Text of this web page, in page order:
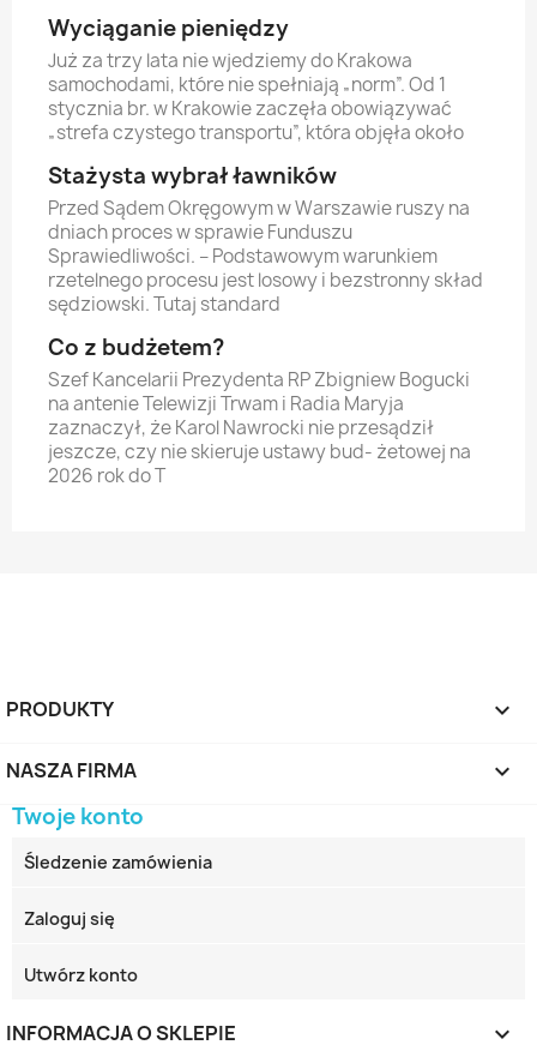
Wyciąganie pieniędzy
Już za trzy lata nie wjedziemy do Krakowa
samochodami, które nie spełniają „norm”. Od 1
stycznia br. w Krakowie zaczęła obowiązywać
„strefa czystego transportu”, która objęła około
Stażysta wybrał ławników
Przed Sądem Okręgowym w Warszawie ruszy na
dniach proces w sprawie Funduszu
Sprawiedliwości. – Podstawowym warunkiem
rzetelnego procesu jest losowy i bezstronny skład
sędziowski. Tutaj standard
Co z budżetem?
Szef Kancelarii Prezydenta RP Zbigniew Bogucki
na antenie Telewizji Trwam i Radia Maryja
zaznaczył, że Karol Nawrocki nie przesądził
jeszcze, czy nie skieruje ustawy bud- żetowej na
2026 rok do T
PRODUKTY 
NASZA FIRMA 
Twoje konto
Śledzenie zamówienia
Zaloguj się
Utwórz konto
INFORMACJA O SKLEPIE keyboard_arrow_down